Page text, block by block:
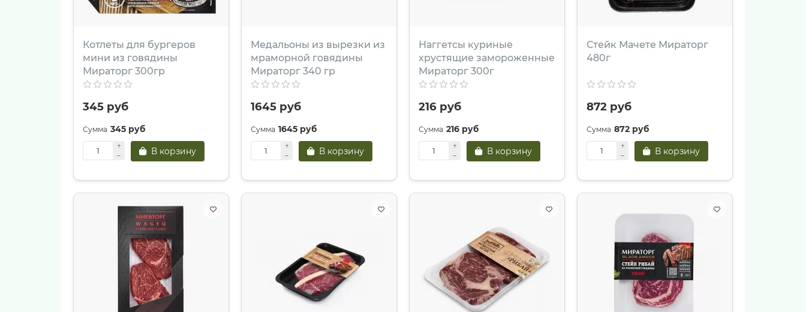
Котлеты для бургеров
мини из говядины
Мираторг 300гр
345 руб
345 руб
В корзину
Медальоны из вырезки из
мраморной говядины
Мираторг 340 гр
1645 руб
1645 руб
В корзину
Наггетсы куриные
хрустящие замороженные
Мираторг 300г
216 руб
216 руб
В корзину
Стейк Мачете Мираторг
480г
872 руб
872 руб
В корзину